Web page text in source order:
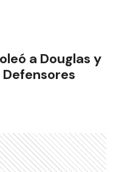
a Douglas y